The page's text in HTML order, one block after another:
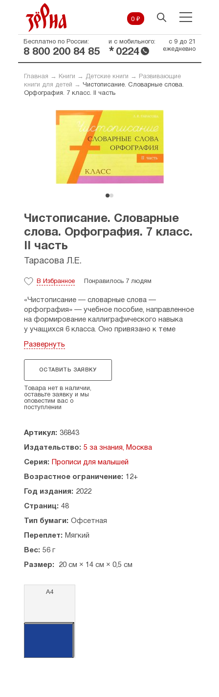
0 ₽
Бесплатно по России:
8 800 200 84 85
и с мобильного:
* 0224
с 9 до 21
ежедневно
Главная → Книги → Детские книги →
Развивающие
книги для детей → Чистописание. Словарные слова.
Орфография. 7 класс. II часть
Чистописание. Словарные
слова. Орфография. 7 класс.
II часть
Тарасова Л.Е.
В Избранное Понравилось 7 людям
«Чистописание — словарные слова —
орфография» — учебное пособие, направленное
на формирование каллиграфического навыка
у учащихся 6 класса. Оно привязано к теме
Основу чистописания составляют росчерки —
с них начинается каждая страница. Их цель —
отработать соединения букв, которые лежат
в основе словарных слов или слов по теме
урока. Слова могут быть собраны
и в лексическую группу по теме урока. Работа
по ознакомлению с новым словом ведётся
на орфографическую работу, необходимо
вставить пропущенные буквы там, где они
цвет росчерков и слов необходимо обвести,
продолжить далее по образцу.
Развернуть
ОСТАВИТЬ ЗАЯВКУ
Товара нет в наличии,
оставьте заявку и мы
оповестим вас о
поступлении
Артикул: 36843
Издательство: 5 за знания, Москва
Серия: Прописи для малышей
Возрастное ограничение: 12+
Год издания: 2022
Страниц: 48
Тип бумаги: Офсетная
Переплет: Мягкий
Вес: 56 г
Размер: 20 см × 14 см × 0,5 см
А4